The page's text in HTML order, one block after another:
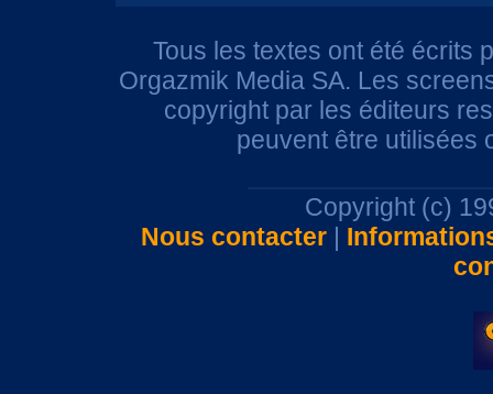
Tous les textes ont été écrits
Orgazmik Media SA. Les
copyright par les éditeurs
peuvent être utilisées
Copyright (c)
Nous contacter|